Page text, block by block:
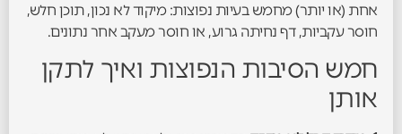
אחת (או יותר) מחמש בעיות נפוצות: מיקוד לא נכון, תוכן חלש,
חוסר עקביות, דף נחיתה גרוע, או חוסר מעקב אחר נתונים.
חמש הסיבות הנפוצות ואיך לתקן
אותן